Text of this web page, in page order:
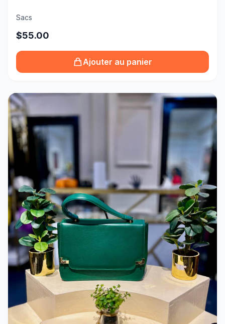
Sacs
$55.00
Ajouter au panier